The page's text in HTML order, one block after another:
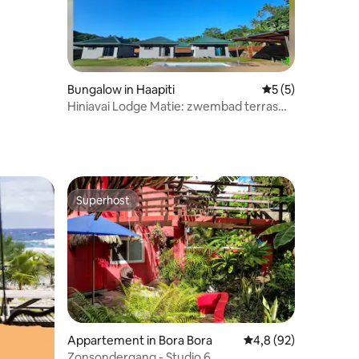
Bungalow in Haapiti Gemiddelde
5 (5)
Hiniavai Lodge Matie: zwembad terras
Superhost
Superhost
Appartement in Bora Bora Gemiddelde
4,8 (92)